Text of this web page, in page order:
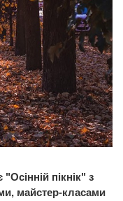
пікнік" з
майстер-класами